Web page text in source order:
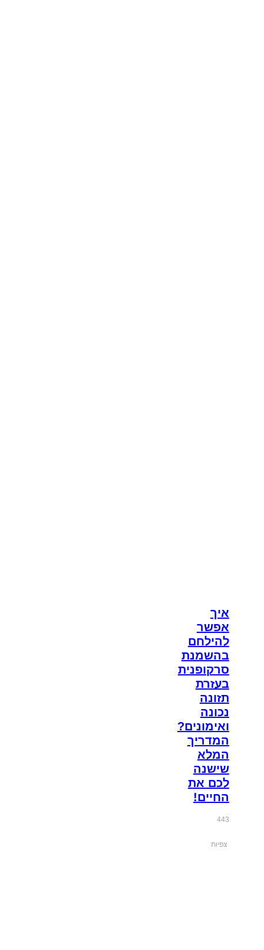
איך
אפשר
להילחם
בהשמנת
סרקופנית
בעזרת
תזונה
נכונה
ואימונים?
המדריך
המלא
שישנה
לכם את
החיים!
443
צפיות